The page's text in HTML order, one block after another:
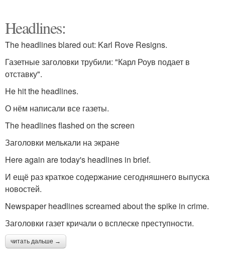
Headlines:
The headlines blared out: Karl Rove Resigns.
Газетные заголовки трубили: "Карл Роув подает в
отставку".
He hit the headlines.
О нём написали все газеты.
The headlines flashed on the screen
Заголовки мелькали на экране
Here again are today's headlines in brief.
И ещё раз краткое содержание сегодняшнего выпуска
новостей.
Newspaper headlines screamed about the spike in crime.
Заголовки газет кричали о всплеске преступности.
читать дальше →